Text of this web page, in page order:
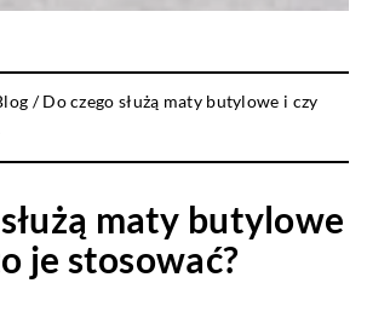
/Do czego służą maty butylowe i czy
maty butylowe
je stosować?